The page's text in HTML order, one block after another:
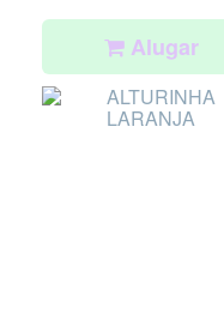
Alugar